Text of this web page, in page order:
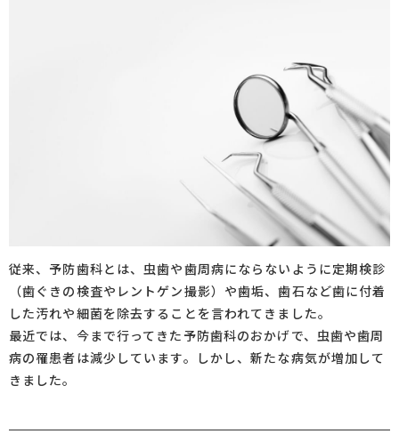
従来、予防歯科とは、虫歯や歯周病にならないように定期検診
（歯ぐきの検査やレントゲン撮影）や歯垢、歯石など歯に付着
した汚れや細菌を除去することを言われてきました。
最近では、今まで行ってきた予防歯科のおかげで、虫歯や歯周
病の罹患者は減少しています。しかし、新たな病気が増加して
きました。